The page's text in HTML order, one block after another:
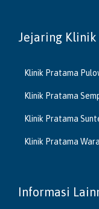
Jejaring Klinik
Klinik Pratama
Klinik Pratama
Klinik Pratama
Klinik Pratama
Informasi